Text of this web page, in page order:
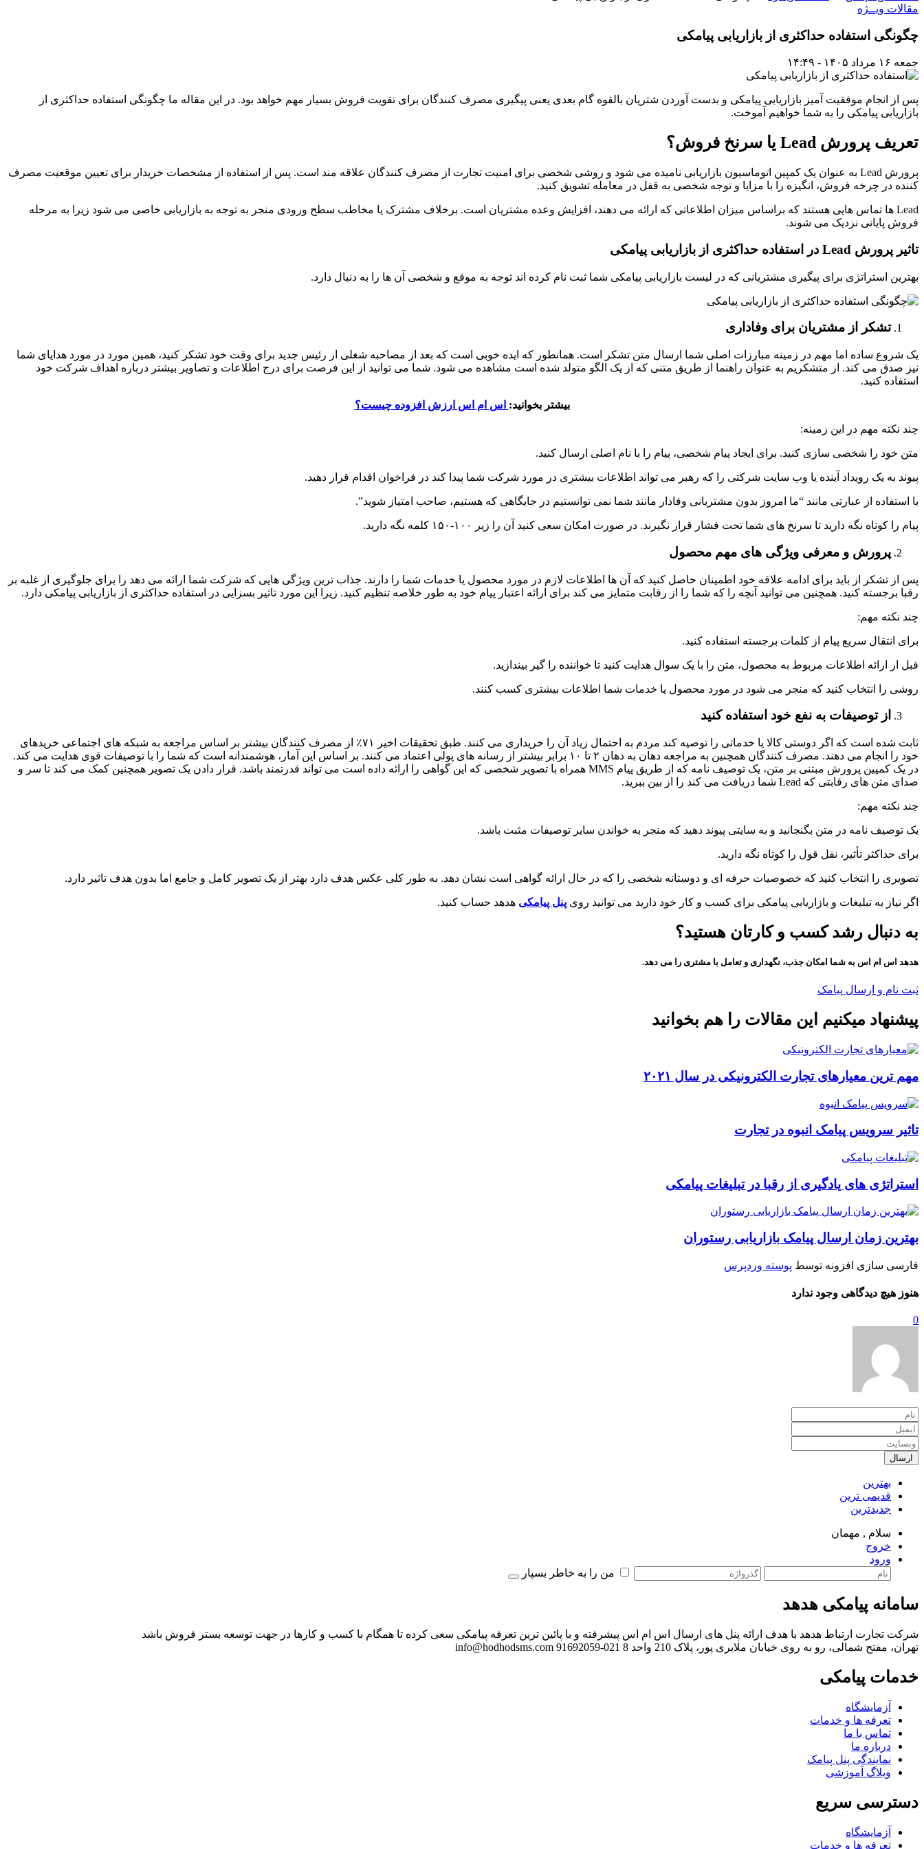
مقالات ویــژه
چگونگی استفاده حداکثری از بازاریابی پیامکی
جمعه ۱۶ مرداد ۱۴۰۵ - ۱۴:۴۹
پس از انجام موفقیت آمیز بازاریابی پیامکی و بدست آوردن شتریان بالقوه گام بعدی یعنی پیگیری مصرف کنندگان برای تقویت فروش بسیار مهم خواهد بود. در این مقاله ما چگونگی استفاده حداکثری از
بازاریابی پیامکی را به شما خواهیم آموخت.
تعریف پرورش Lead یا سرنخ فروش؟
پرورش Lead به عنوان یک کمپین اتوماسیون بازاریابی نامیده می شود و روشی شخصی برای امنیت تجارت از مصرف کنندگان علاقه مند است. پس از استفاده از مشخصات خریدار برای تعیین موقعیت مصرف
کننده در چرخه فروش، انگیزه را با مزایا و توجه شخصی به قفل در معامله تشویق کنید.
Lead ها تماس هایی هستند که براساس میزان اطلاعاتی که ارائه می دهند، افزایش وعده مشتریان است. برخلاف مشترک یا مخاطب سطح ورودی منجر به توجه به بازاریابی خاصی می شود زیرا به مرحله
فروش پایانی نزدیک می شوند.
تاثیر پرورش Lead در استفاده حداکثری از بازاریابی پیامکی
بهترین استراتژی برای پیگیری مشتریانی که در لیست بازاریابی پیامکی شما ثبت نام کرده اند توجه به موقع و شخصی آن ها را به دنبال دارد.
تشکر از مشتریان برای وفاداری
یک شروع ساده اما مهم در زمینه مبارزات اصلی شما ارسال متن تشکر است. همانطور که ایده خوبی است که بعد از مصاحبه شغلی از رئیس جدید برای وقت خود تشکر کنید، همین مورد در مورد هدایای شما
نیز صدق می کند. از متشکریم به عنوان راهنما از طریق متنی که از یک الگو متولد شده است مشاهده می شود. شما می توانید از این فرصت برای درج اطلاعات و تصاویر بیشتر درباره اهداف شرکت خود
استفاده کنید.
بیشتر بخوانید: اس ام اس ارزش افزوده چیست؟
چند نکته مهم در این زمینه:
متن خود را شخصی سازی کنید. برای ایجاد پیام شخصی، پیام را با نام اصلی ارسال کنید.
پیوند به یک رویداد آینده یا وب سایت شرکتی را که رهبر می تواند اطلاعات بیشتری در مورد شرکت شما پیدا کند در فراخوان اقدام قرار دهید.
با استفاده از عبارتی مانند “ما امروز بدون مشتریانی وفادار مانند شما نمی توانستیم در جایگاهی که هستیم، صاحب امتیاز شوید”.
پیام را کوتاه نگه دارید تا سرنخ های شما تحت فشار قرار نگیرند. در صورت امکان سعی کنید آن را زیر ۱۰۰-۱۵۰ کلمه نگه دارید.
پرورش و معرفی ویژگی های مهم محصول
پس از تشکر از باید برای ادامه علاقه خود اطمینان حاصل کنید که آن ها اطلاعات لازم در مورد محصول یا خدمات شما را دارند. جذاب ترین ویژگی هایی که شرکت شما ارائه می دهد را برای جلوگیری از غلبه بر
رقبا برجسته کنید. همچنین می توانید آنچه را که شما را از رقابت متمایز می کند برای ارائه اعتبار پیام خود به طور خلاصه تنظیم کنید. زیرا این مورد تاثیر بسزایی در استفاده حداکثری از بازاریابی پیامکی دارد.
چند نکته مهم:
برای انتقال سریع پیام از کلمات برجسته استفاده کنید.
قبل از ارائه اطلاعات مربوط به محصول، متن را با یک سوال هدایت کنید تا خواننده را گیر بیندازید.
روشی را انتخاب کنید که منجر می شود در مورد محصول یا خدمات شما اطلاعات بیشتری کسب کنند.
از توصیفات به نفع خود استفاده کنید
ثابت شده است که اگر دوستی کالا یا خدماتی را توصیه کند مردم به احتمال زیاد آن را خریداری می کنند. طبق تحقیقات اخیر ۷۱٪ از مصرف کنندگان بیشتر بر اساس مراجعه به شبکه های اجتماعی خریدهای
خود را انجام می دهند. مصرف کنندگان همچنین به مراجعه دهان به دهان ۲ تا ۱۰ برابر بیشتر از رسانه های پولی اعتماد می کنند. بر اساس این آمار، هوشمندانه است که شما را با توصیفات قوی هدایت می کند.
در یک کمپین پرورش مبتنی بر متن، یک توصیف نامه که از طریق پیام MMS همراه با تصویر شخصی که این گواهی را ارائه داده است می تواند قدرتمند باشد. قرار دادن یک تصویر همچنین کمک می کند تا سر و
صدای متن های رقابتی که Lead شما دریافت می کند را از بین ببرید.
چند نکته مهم:
یک توصیف نامه در متن بگنجانید و به سایتی پیوند دهید که منجر به خواندن سایر توصیفات مثبت باشد.
برای حداکثر تأثیر، نقل قول را کوتاه نگه دارید.
تصویری را انتخاب کنید که خصوصیات حرفه ای و دوستانه شخصی را که در حال ارائه گواهی است نشان دهد. به طور کلی عکس هدف دارد بهتر از یک تصویر کامل و جامع اما بدون هدف تاثیر دارد.
اگر نیاز به تبلیغات و بازاریابی پیامکی برای کسب و کار خود دارید می توانید روی پنل پیامکی هدهد حساب کنید.
به دنبال رشد کسب و کارتان هستید؟
هدهد اس ام اس به شما امکان جذب، نگهداری و تعامل با مشتری را می دهد.
ثبت نام و ارسال پیامک
پیشنهاد میکنیم این مقالات را هم بخوانید
مهم ترین معیارهای تجارت الکترونیکی در سال ۲۰۲۱
تاثیر سرویس پیامک انبوه در تجارت
استراتژی های یادگیری از رقبا در تبلیغات پیامکی
بهترین زمان ارسال پیامک بازاریابی رستوران
فارسی سازی افزونه توسط پوسته وردپرس
هنوز هیچ دیدگاهی وجود ندارد
0
ارسال
بهترین
قدیمی ترین
جدیدترین
سلام , مهمان
خروج
ورود
من را به خاطر بسپار
سامانه پیامکی هدهد
شرکت تجارت ارتباط هدهد با هدف ارائه پنل های ارسال اس ام اس پیشرفته و با پائین ترین تعرفه پیامکی سعی کرده تا همگام با کسب و کارها در جهت توسعه بستر فروش باشد
تهران، مفتح شمالی، رو به روی خیابان ملایری پور، پلاک 210 واحد 8
021-91692059
info@hodhodsms.com
خدمات پیامکی
آزمایشگاه
تعرفه ها و خدمات
تماس با ما
درباره ما
نمایندگی پنل پیامک
وبلاگ آموزشی
دسترسی سریع
آزمایشگاه
تعرفه ها و خدمات